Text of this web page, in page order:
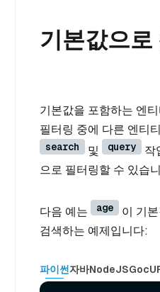
기본값으로
기본값을 포함하는 엔
필터링 중에 다른 엔티
search 및 query
작
으로 필터링할 수 있습
다음 예는 age 이 기
검색하는 예제입니다:
파이썬자바NodeJSGo